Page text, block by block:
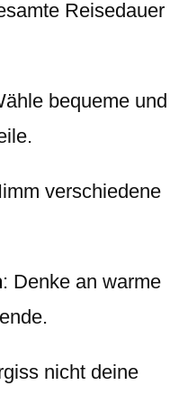
Reisedauer
bequeme und
verschiedene
: Denke an warme
nicht deine